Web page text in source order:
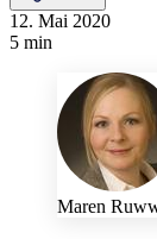
12. Mai 2020
5 min
Maren